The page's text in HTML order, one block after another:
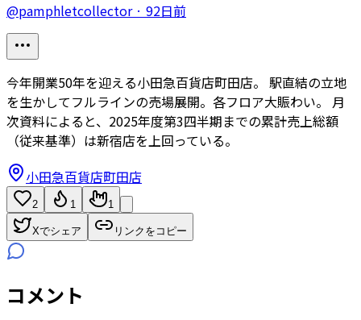
@pamphletcollector· 92日前
今年開業50年を迎える小田急百貨店町田店。 駅直結の立地
を生かしてフルラインの売場展開。各フロア大賑わい。 月
次資料によると、2025年度第3四半期までの累計売上総額
（従来基準）は新宿店を上回っている。
小田急百貨店町田店
2 1 1
Xでシェア リンクをコピー
コメント